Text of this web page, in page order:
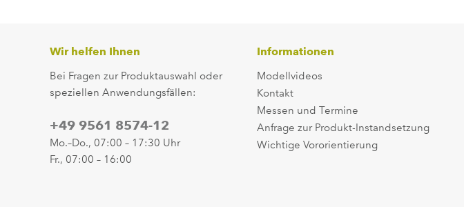
Wir helfen Ihnen
Bei Fragen zur Produktauswahl oder
speziellen Anwendungsfällen:
+49 9561 8574-12
Mo.–Do., 07:00 – 17:30 Uhr
Fr., 07:00 – 16:00
Informationen
Modellvideos
Kontakt
Messen und Termine
Anfrage zur Produkt-Instandsetzung
Wichtige Vororientierung